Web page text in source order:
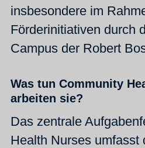
insbesondere im
Förderinitiativen durch
Campus der Robert
Was tun Community
arbeiten sie?
Das zentrale
Health Nurses umfasst